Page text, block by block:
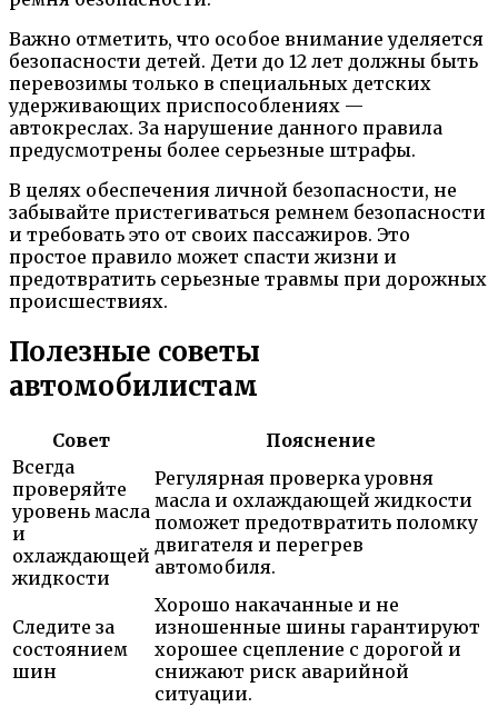
Важно отметить, что особое внимание уделяется
безопасности детей. Дети до 12 лет должны быть
перевозимы только в специальных детских
удерживающих приспособлениях —
автокреслах. За нарушение данного правила
предусмотрены более серьезные штрафы.
В целях обеспечения личной безопасности, не
забывайте пристегиваться ремнем безопасности
и требовать это от своих пассажиров. Это
простое правило может спасти жизни и
предотвратить серьезные травмы при дорожных
происшествиях.
Полезные советы
автомобилистам
Совет
Пояснение
Всегда
проверяйте
уровень масла
и
охлаждающей
жидкости
Регулярная проверка уровня
масла и охлаждающей жидкости
поможет предотвратить поломку
двигателя и перегрев
автомобиля.
Следите за
состоянием
шин
Хорошо накачанные и не
изношенные шины гарантируют
хорошее сцепление с дорогой и
снижают риск аварийной
ситуации.